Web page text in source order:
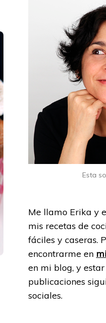
Esta
Me llamo Erika y
mis recetas de
fáciles y caseras.
encontrarme en
en mi blog, y
publicaciones
sociales.